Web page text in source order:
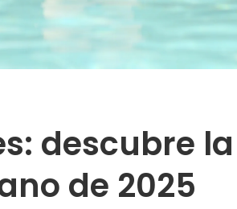
descubre la
de 2025